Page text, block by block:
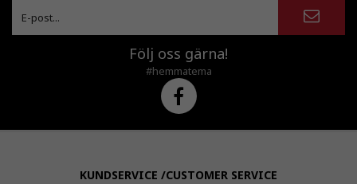
Följ oss gärna!
#hemmatema
KUNDSERVICE /CUSTOMER SERVICE